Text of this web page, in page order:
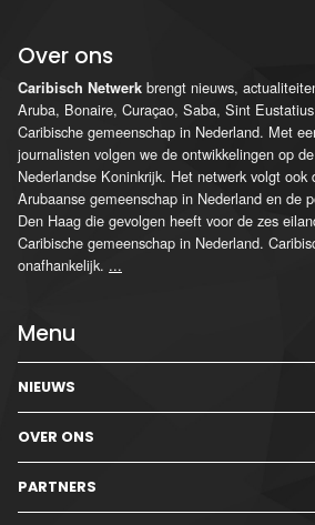
Over ons
Caribisch Netwerk brengt nieuws,
Aruba, Bonaire, Curaçao, Saba, Sint
Caribische gemeenschap in Nederland. Met
journalisten volgen we de ontwikkelingen op
Nederlandse Koninkrijk. Het netwerk volgt ook
Arubaanse gemeenschap in Nederland en de
Den Haag die gevolgen heeft voor de zes
Caribische gemeenschap in Nederland.
onafhankelijk. ...
Menu
NIEUWS
OVER ONS
PARTNERS